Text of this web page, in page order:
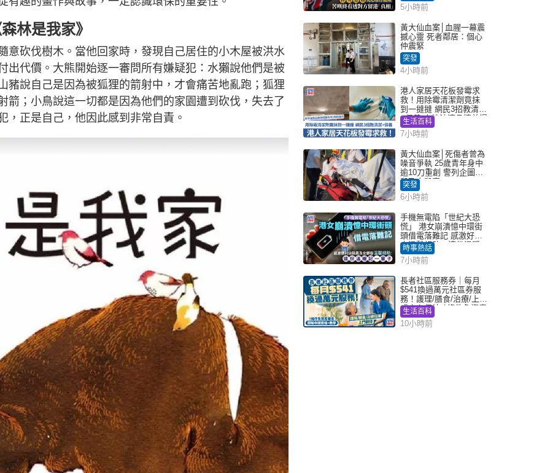
林是我家》
意砍伐樹木。當他回家時，發現自己居住的小木屋被洪水
出代價。大熊開始逐一審問所有嫌疑犯：水獺說他們是被
豬說自己是因為被狐狸的箭射中，才會痛苦地亂跑；狐狸
箭；小鳥說這一切都是因為他們的家園遭到砍伐，失去了
，正是自己，他因此感到非常自責。
5小時前
黃大仙血案│血腥一幕震
撼心靈 死者鄰居：個心
仲震緊
突發
4小時前
港人家居天花板發霉求
救！用除霉清潔劑竟抹
到一撻撻 網民3招教清潔
+保養 本地油漆品牌曾提
醒勿用1物防變色
生活百科
7小時前
黃大仙血案│死傷者曾為
噪音爭執 25歲青年身中
逾10刀重創 警列企圖謀
殺及自殺案
突發
6小時前
手機無電陷「世紀大恐
慌」 港女崩潰憶中環街
頭借電落難記 感激好心
人溫馨相助：這份溫暖
記一輩子｜Juicy叮
時事熱話
7小時前
長者社區服務券｜每月
$541換過萬元社區券服
務！護理/膳食/治療/上門
或中心任揀 1條件免資產
審查（附申請資格及教
學）
生活百科
10小時前